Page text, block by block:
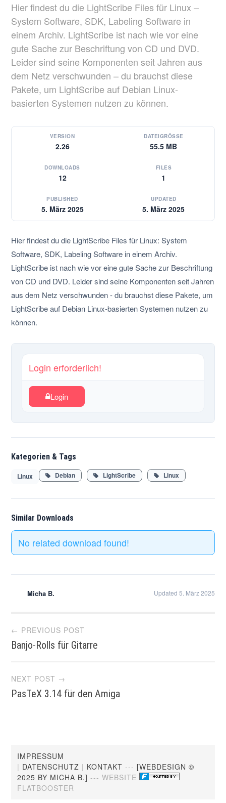
Hier findest du die LightScribe Files für Linux –
System Software, SDK, Labeling Software in
einem Archiv. LightScribe ist nach wie vor eine
gute Sache zur Beschriftung von CD und DVD.
Leider sind seine Komponenten seit Jahren aus
dem Netz verschwunden – du brauchst diese
Pakete, um LightScribe auf Debian Linux-
basierten Systemen nutzen zu können.
VERSION
2.26
DATEIGRÖSSE
55.5 MB
DOWNLOADS
12
FILES
1
PUBLISHED
5. März 2025
UPDATED
5. März 2025
Hier findest du die LightScribe Files für Linux: System
Software, SDK, Labeling Software in einem Archiv.
LightScribe ist nach wie vor eine gute Sache zur Beschriftung
von CD und DVD. Leider sind seine Komponenten seit Jahren
aus dem Netz verschwunden - du brauchst diese Pakete, um
LightScribe auf Debian Linux-basierten Systemen nutzen zu
können.
Login erforderlich!
Login
Kategorien & Tags
Linux Debian LightScribe Linux
Similar Downloads
No related download found!
Micha B. Updated 5. März 2025
Post
navigation
← PREVIOUS POST
Banjo-Rolls für Gitarre
NEXT POST →
PasTeX 3.14 für den Amiga
IMPRESSUM
| DATENSCHUTZ | KONTAKT --- [WEBDESIGN ©
2025 BY MICHA B.] --- WEBSITE
FLATBOOSTER